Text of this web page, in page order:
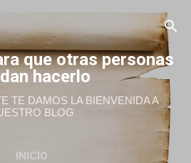
que otras personas
hacerlo
TE DAMOS LA BIENVENIDA A
BLOG
INICIO